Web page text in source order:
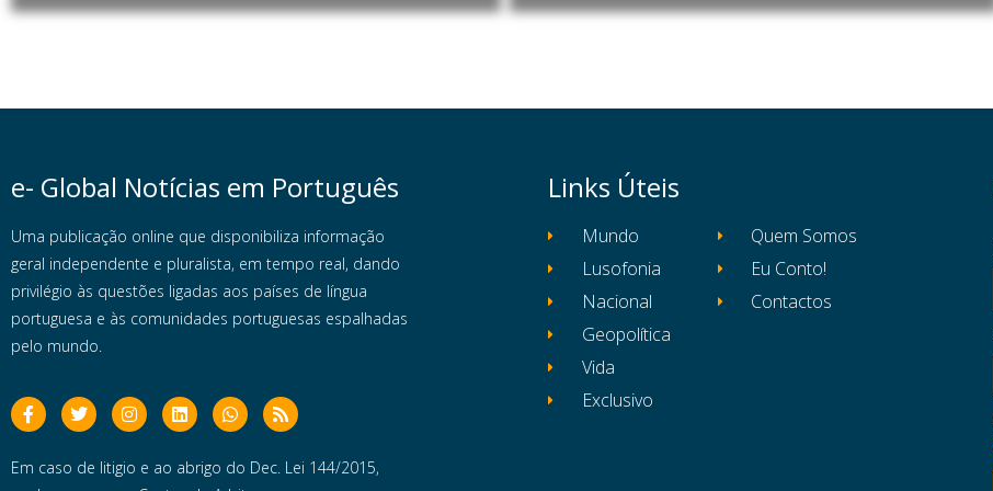
e- Global Notícias em Português
Uma publicação online que disponibiliza informação
geral independente e pluralista, em tempo real, dando
privilégio às questões ligadas aos países de língua
portuguesa e às comunidades portuguesas espalhadas
pelo mundo.
Em caso de litigio e ao abrigo do Dec. Lei 144/2015,
Links Úteis
Mundo
Lusofonia
Nacional
Geopolítica
Vida
Exclusivo
Quem Somos
Eu Conto!
Contactos